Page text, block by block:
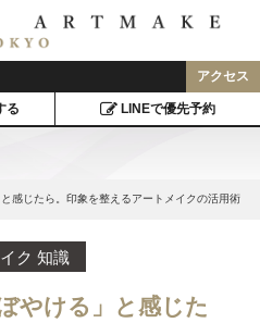
アクセス
る LINEで優先予約
感じたら。印象を整えるアートメイクの活用術
ク 知識
やける」と感じた